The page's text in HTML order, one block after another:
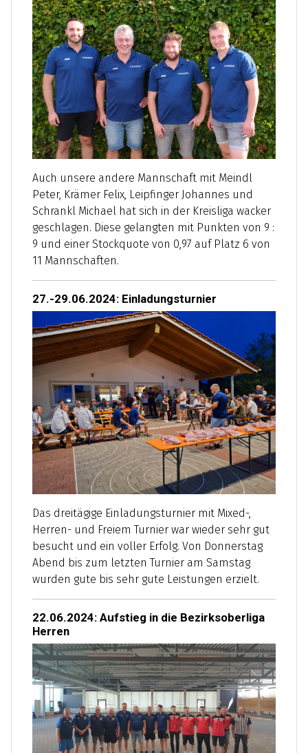
Auch unsere andere Mannschaft mit Meindl
Peter, Krämer Felix, Leipfinger Johannes und
Schrankl Michael hat sich in der Kreisliga wacker
geschlagen. Diese gelangten mit Punkten von 9 :
9 und einer Stockquote von 0,97 auf Platz 6 von
11 Mannschaften.
27.-29.06.2024: Einladungsturnier
Das dreitägige Einladungsturnier mit Mixed-,
Herren- und Freiem Turnier war wieder sehr gut
besucht und ein voller Erfolg. Von Donnerstag
Abend bis zum letzten Turnier am Samstag
wurden gute bis sehr gute Leistungen erzielt.
22.06.2024: Aufstieg in die Bezirksoberliga
Herren